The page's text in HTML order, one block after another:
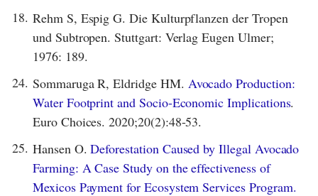
18. Rehm S, Espig G. Die Kulturpflanzen der Tropen
und Subtropen. Stuttgart: Verlag Eugen Ulmer;
1976: 189.
24. Sommaruga R, Eldridge HM. Avocado Production:
Water Footprint and Socio-Economic Implications.
Euro Choices. 2020;20(2):48-53.
25. Hansen O.Deforestation Caused by Illegal Avocado
Farming: A Case Study on the effectiveness of
Mexicos Payment for Ecosystem Services Program.